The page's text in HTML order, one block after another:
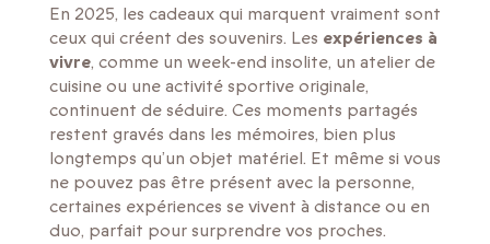
En 2025, les cadeaux qui marquent vraiment sont
ceux qui créent des souvenirs. Les expériences à
vivre, comme un week-end insolite, un atelier de
cuisine ou une activité sportive originale,
continuent de séduire. Ces moments partagés
restent gravés dans les mémoires, bien plus
longtemps qu’un objet matériel. Et même si vous
ne pouvez pas être présent avec la personne,
certaines expériences se vivent à distance ou en
duo, parfait pour surprendre vos proches.